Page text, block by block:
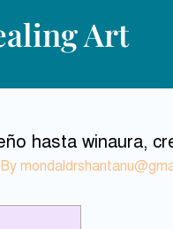
Art
hasta winaura,